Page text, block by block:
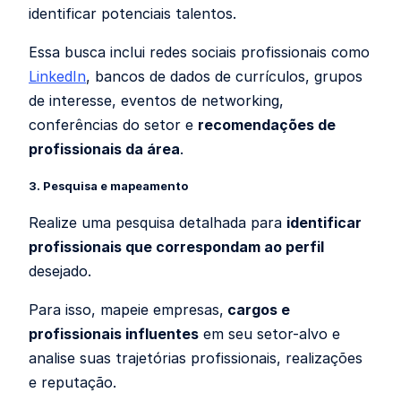
identificar potenciais talentos.
Essa busca inclui redes sociais profissionais como
LinkedIn, bancos de dados de currículos, grupos
de interesse, eventos de networking,
conferências do setor e recomendações de
profissionais da área.
3. Pesquisa e mapeamento
Realize uma pesquisa detalhada para identificar
profissionais que correspondam ao perfil
desejado.
Para isso, mapeie empresas, cargos e
profissionais influentes em seu setor-alvo e
analise suas trajetórias profissionais, realizações
e reputação.